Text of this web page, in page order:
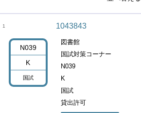
1
N039
K
国試
1043843
図書館
国試対策コーナー
N039
K
国試
貸出許可